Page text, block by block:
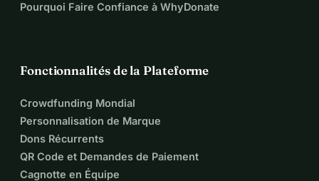
Pourquoi Faire Confiance à WhyDonate
Fonctionnalités de la Plateforme
Crowdfunding Mondial
Personnalisation de Marque
Dons Récurrents
QR Code et Demandes de Paiement
Cagnotte en Équipe